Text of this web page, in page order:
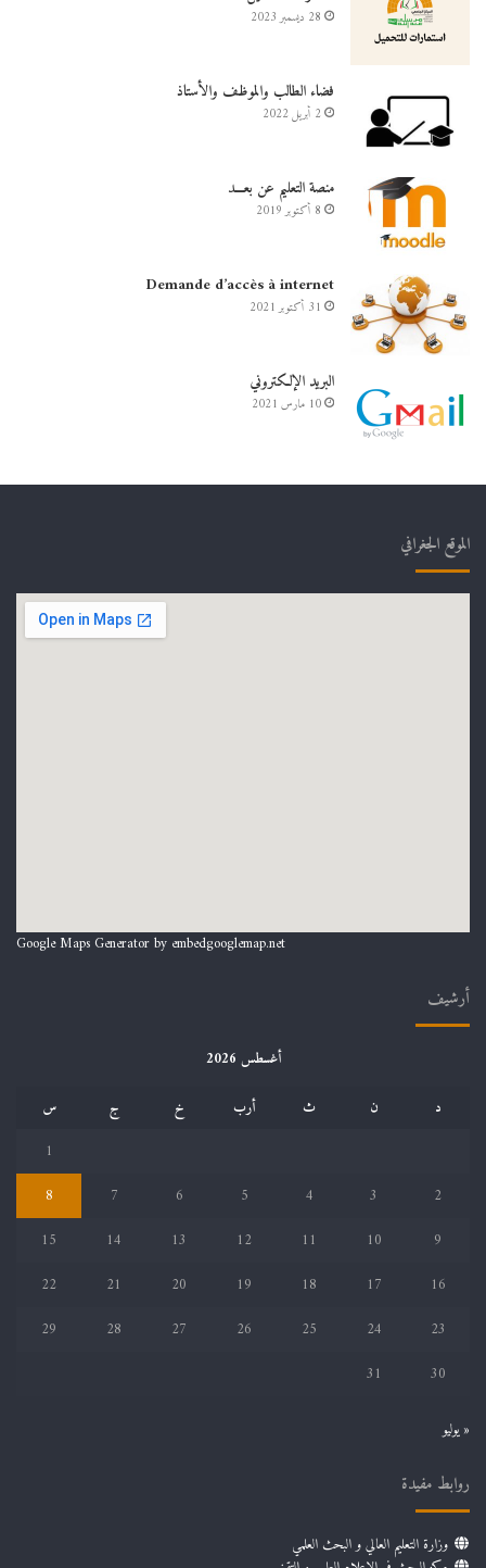
28 ديسمبر 2023
فضاء الطالب والموظف والأستاذ
2 أبريل 2022
منصة التعليم عن بعـــد
8 أكتوبر 2019
Demande d’accès à internet
31 أكتوبر 2021
البريد الإلكتروني
10 مارس 2021
الموقع الجغرافي
Google Maps Generator by embedgooglemap.net
أرشيف
أغسطس 2026
د
ن ث أرب خ ج
س
1
2
3
4
5
6
7
8
9
10
11
12
13
14
15
16
17
18
19
20
21
22
23
24
25
26
27
28
29
30
31
« يوليو
روابط مفيدة
وزارة التعليم العالي و البحث العلمي